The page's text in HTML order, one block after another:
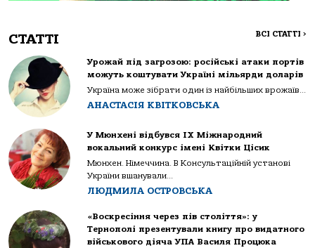
СТАТТІ ВСІ СТАТТІ >
Урожай під загрозою: російські атаки портів
можуть коштувати Україні мільярди доларів
Україна може зібрати один із найбільших врожаїв...
АНАСТАСІЯ КВІТКОВСЬКА
У Мюнхені відбувся IX Міжнародний
вокальний конкурс імені Квітки Цісик
Мюнхен. Німеччина. В Консультаційній установі
України вшанували...
ЛЮДМИЛА ОСТРОВСЬКА
«Воскресіння через пів століття»: у
Тернополі презентували книгу про видатного
військового діяча УПА Василя Процюка